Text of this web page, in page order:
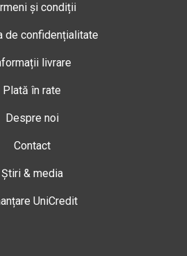
și condiții
de confidențialitate
livrare
Plată în rate
Despre noi
Contact
Știri & media
UniCredit